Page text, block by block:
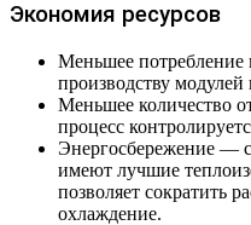
Экономия ресурсов
Меньшее потребление
производству
Меньшее количество
процесс
Энергосбережение —
имеют лучшие
позволяет сократить
охлаждение.